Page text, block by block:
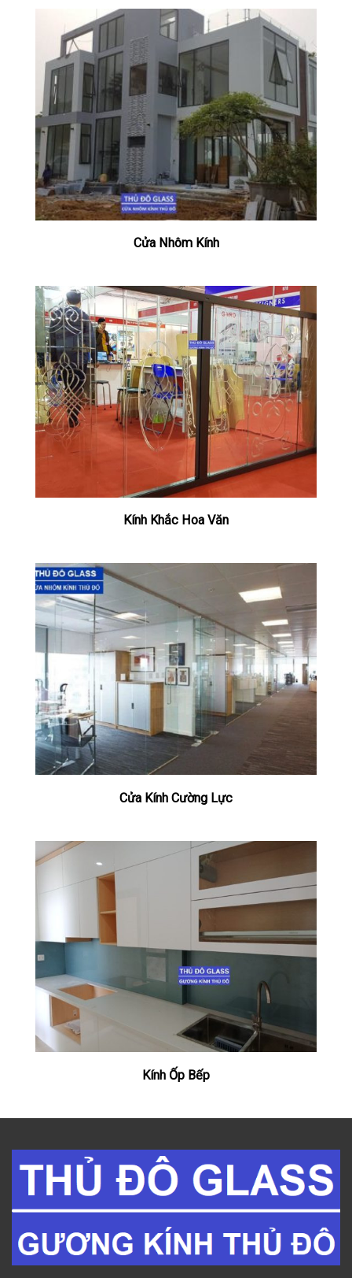
Cửa Nhôm Kính
Kính Khắc Hoa Văn
Cửa Kính Cường Lực
Kính Ốp Bếp